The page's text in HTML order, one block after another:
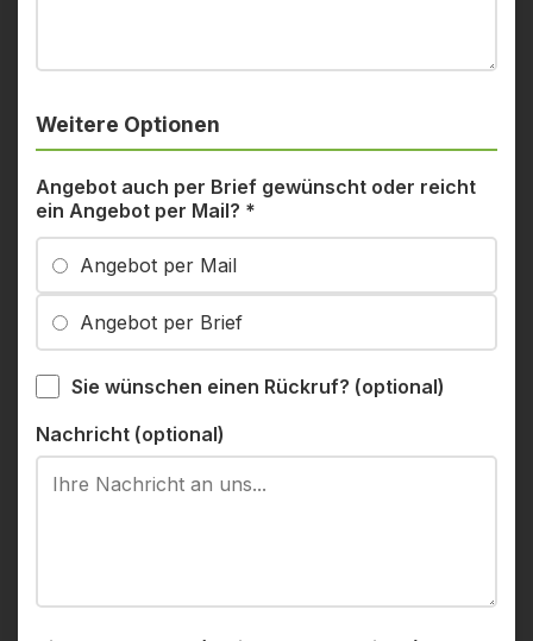
Weitere Optionen
Angebot auch per Brief gewünscht oder reicht
ein Angebot per Mail? *
Angebot per Mail
Angebot per Brief
Sie wünschen einen Rückruf? (optional)
Nachricht (optional)